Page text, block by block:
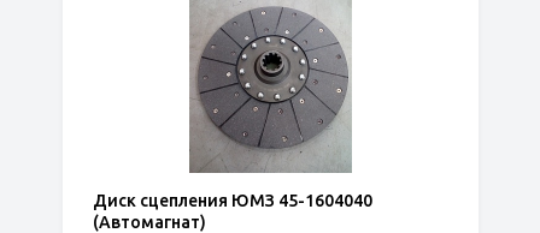
Диск сцепления ЮМЗ 45-1604040
(Автомагнат)